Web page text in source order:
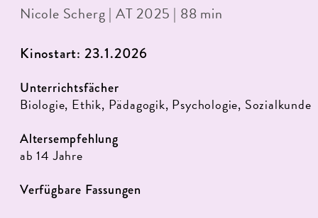
Nicole Scherg | AT 2025 | 88 min
Kinostart: 23.1.2026
Unterrichtsfächer
Biologie, Ethik, Pädagogik, Psychologie, Sozialkunde
Altersempfehlung
ab 14 Jahre
Verfügbare Fassungen